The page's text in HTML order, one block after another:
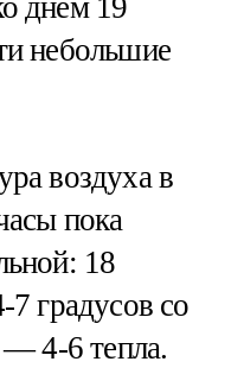
небольшие
воздуха в
пока
18
7 градусов со
— 4-6 тепла.